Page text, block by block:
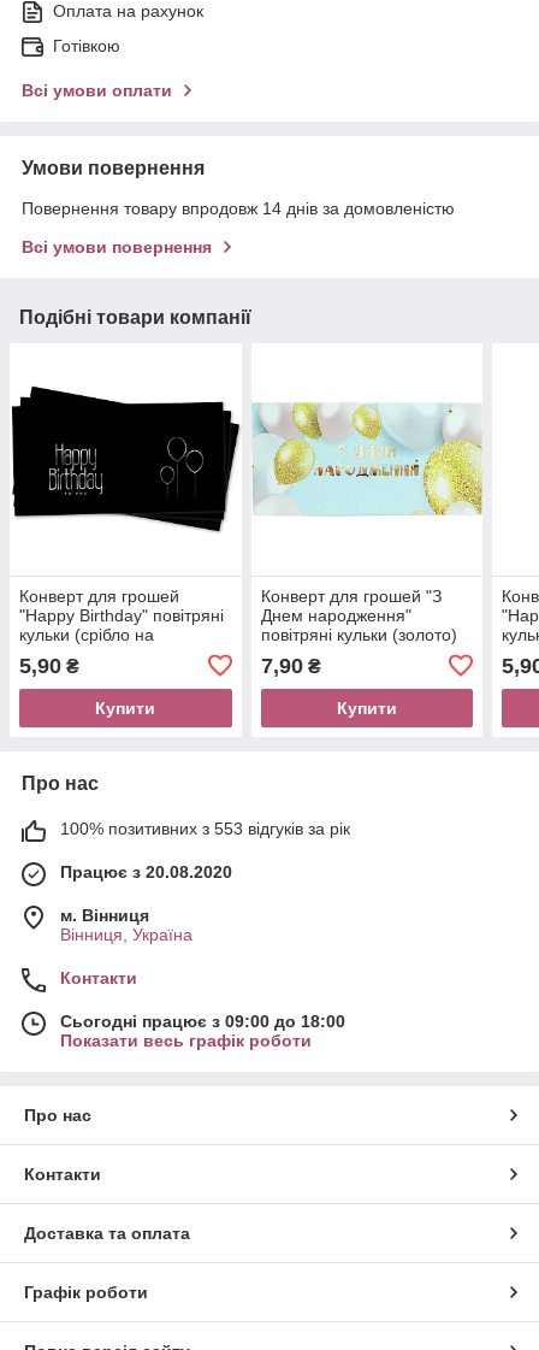
Оплата на рахунок
Готівкою
Всі умови оплати
Умови повернення
Повернення товару впродовж 14 днів за домовленістю
Всі умови повернення
Подібні товари компанії
Конверт для грошей
"Happy Birthday" повітряні
кульки (срібло на
5,90 ₴
Купити
Конверт для грошей "З
Днем народження"
повітряні кульки (золото)
7,90₴
Купити
Про нас
100% позитивних з 553 відгуків за рік
Працює з 20.08.2020
м. Вінниця
Вінниця, Україна
Контакти
Сьогодні працює з 09:00 до 18:00
Показати весь графік роботи
Про нас
Контакти
Доставка та оплата
Графік роботи